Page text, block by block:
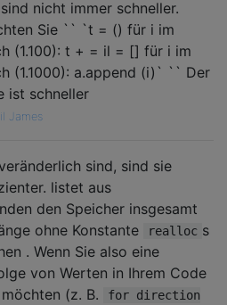
nicht immer schneller.
Sie `` `t = () für i im
(1.100): t + = il = [] für i im
(1.1000): a.append (i)` `` Der
ist schneller
James
sind, sind sie
listet aus
den Speicher insgesamt
ohne Konstante
realloc s
. Wenn Sie also eine
von Werten in Ihrem Code
(z. B.
for direction